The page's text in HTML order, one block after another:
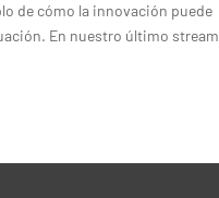
de cómo la innovación puede
En nuestro último stream